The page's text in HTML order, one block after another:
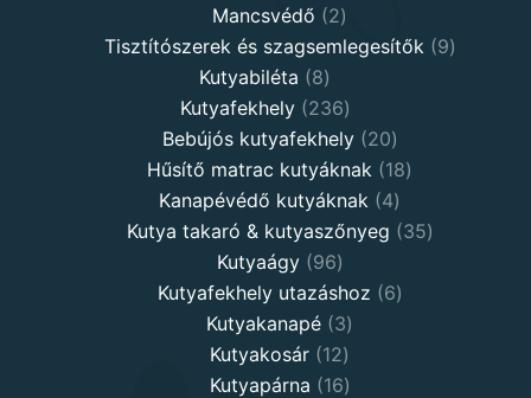
Mancsvédő 22
products
Tisztítószerek és szagsemlegesítők 99
Kutyabiléta 88
products
Kutyafekhely 236236
products
Bebújós kutyafekhely 2020
products
Hűsítő matrac kutyáknak 1818
Kanapévédő kutyáknak 44
products
Kutya takaró & kutyaszőnyeg 3535
Kutyaágy 9696
products
Kutyafekhely utazáshoz 66
Kutyakanapé 33
products
Kutyakosár 1212
products
Kutyapárna 1616